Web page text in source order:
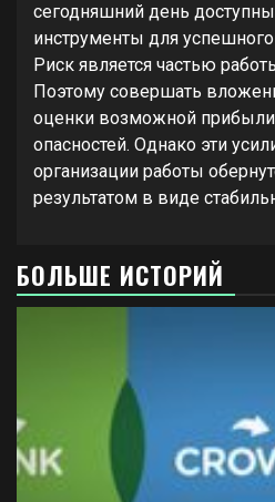
сегодняшний день
инструменты для
Риск является частью
Поэтому совершать
оценки возможной
опасностей. Однако эти
организации работы
результатом в виде
БОЛЬШЕ ИСТОРИЙ